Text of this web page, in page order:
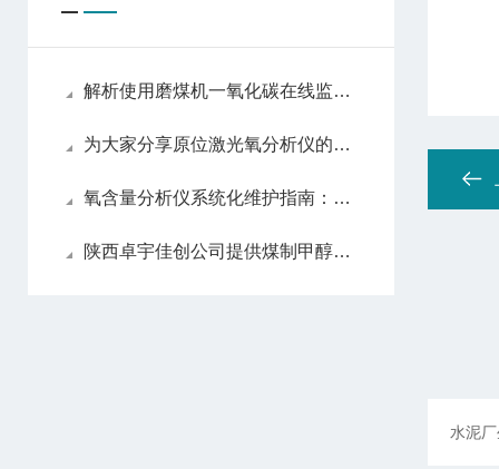
解析使用磨煤机一氧化碳在线监测系统的必要性
为大家分享原位激光氧分析仪的维护心得
氧含量分析仪系统化维护指南：日常保养解析
陕西卓宇佳创公司提供煤制甲醇过程气体分析仪的详细描述